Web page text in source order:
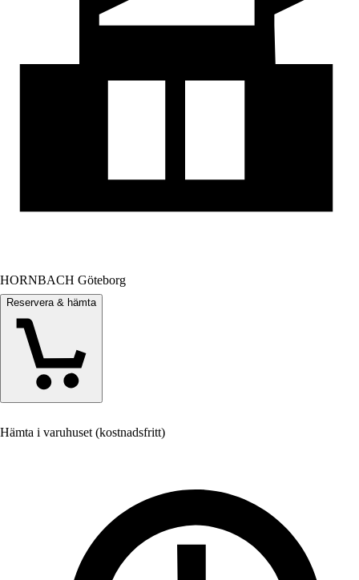
HORNBACH Göteborg
Reservera & hämta
Hämta i varuhuset (kostnadsfritt)